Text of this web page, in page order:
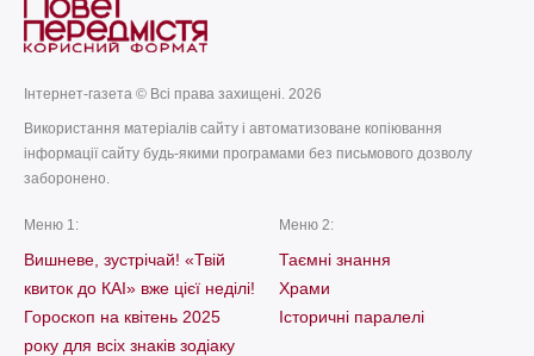
Інтернет-газета © Всі права захищені. 2026
Використання матеріалів сайту і автоматизоване копіювання
інформації сайту будь-якими програмами без письмового дозволу
заборонено.
Меню 1:
Вишневе, зустрічай! «Твій
квиток до КАІ» вже цієї неділі!
Гороскоп на квітень 2025
року для всіх знаків зодіаку
Меню 2:
Таємні знання
Храми
Історичні паралелі